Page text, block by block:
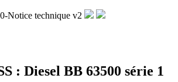
Notice technique v2
: Diesel BB 63500 série 1